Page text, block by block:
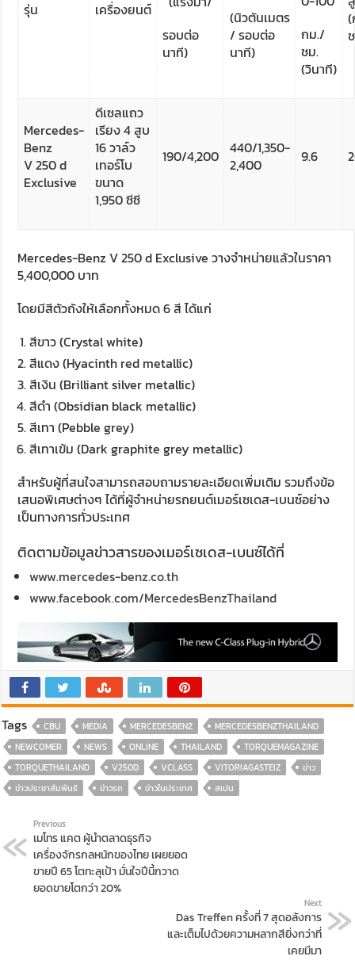
รุ่น เครื่องยนต์
รอบต่อ
นาที)
(นิวตันเมตร
/ รอบต่อ
นาที)
กม./
ชม.
(วินาที)
Mercedes-
Benz
V 250 d
Exclusive
ดีเซลแถว
เรียง 4 สูบ
16 วาล์ว
เทอร์โบ
ขนาด
1,950 ซีซี
190/4,200 440/1,350-
2,400
9.6
Mercedes-Benz V 250 d Exclusive วางจำหน่ายแล้วในราคา
5,400,000 บาท
โดยมีสีตัวถังให้เลือกทั้งหมด 6 สี ได้แก่
สีขาว (Crystal white)
สีแดง (Hyacinth red metallic)
สีเงิน (Brilliant silver metallic)
สีดำ (Obsidian black metallic)
สีเทา (Pebble grey)
สีเทาเข้ม (Dark graphite grey metallic)
สำหรับผู้ที่สนใจสามารถสอบถามรายละเอียดเพิ่มเติม รวมถึงข้อ
เสนอพิเศษต่างๆ ได้ที่ผู้จำหน่ายรถยนต์เมอร์เซเดส-เบนซ์อย่าง
เป็นทางการทั่วประเทศ
ติดตามข้อมูลข่าวสารของเมอร์เซเดส-เบนซ์ได้ที่
www.mercedes-benz.co.th
www.facebook.com/MercedesBenzThailand
Tags CBU MEDIA MERCEDESBENZ
MERCEDESBENZTHAILAND
NEWCOMER
NEWS ONLINE THAILAND
TORQUEMAGAZINE
TORQUETHAILAND
V250D VCLASS VITORIAGASTEIZ
ข่าว
ข่าวประชาสัมพันธ์
ข่าวรถ ข่าวในประเทศ สเปน
Previous
เมโทร แคต ผู้นำตลาดธุรกิจ
เครื่องจักรกลหนักของไทย เผยยอด
ขายปี 65 โตทะลุเป้า มั่นใจปีนี้กวาด
ยอดขายโตกว่า 20%
Next
Das Treffen ครั้งที่ 7 สุดอลังการ
และเต็มไปด้วยความหลากสียิ่งกว่าที่
เคยมีมา